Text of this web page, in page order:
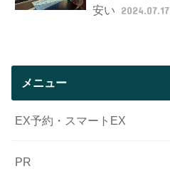
安い 2024.07.17
メニュー
EX予約・スマートEX
PR